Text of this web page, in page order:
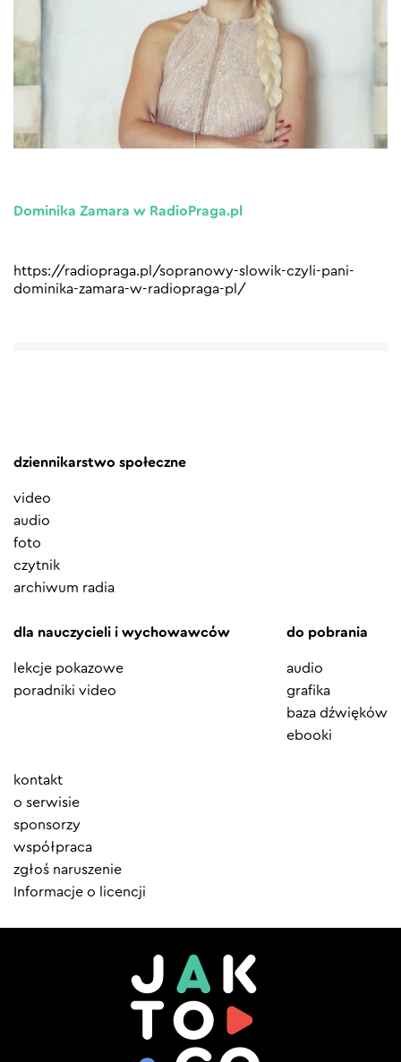
Dominika Zamara w RadioPraga.pl
https://radiopraga.pl/sopranowy-slowik-czyli-pani-
dominika-zamara-w-radiopraga-pl/
dziennikarstwo społeczne
video
audio
foto
czytnik
archiwum radia
dla nauczycieli i wychowawców
lekcje pokazowe
poradniki video
do pobrania
audio
grafika
baza dźwięków
ebooki
Element
menu
kontakt
o serwisie
sponsorzy
współpraca
zgłoś naruszenie
Informacje o licencji